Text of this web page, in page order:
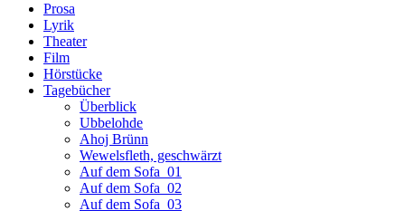
Prosa
Lyrik
Theater
Film
Hörstücke
Tagebücher
Überblick
Ubbelohde
Ahoj Brünn
Wewelsfleth, geschwärzt
Auf dem Sofa_01
Auf dem Sofa_02
Auf dem Sofa_03